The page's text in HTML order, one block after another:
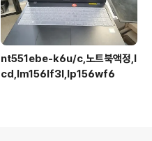
nt551ebe-k6u/c,노트북액정,l
cd,lm156lf3l,lp156wf6